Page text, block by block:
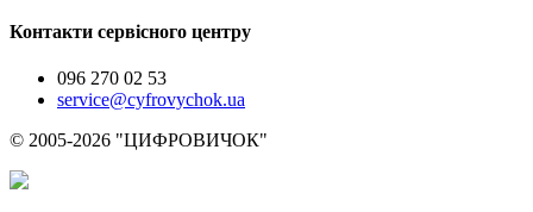
Контакти сервісного центру
096 270 02 53
service@cyfrovychok.ua
© 2005-2026 "ЦИФРОВИЧОК"